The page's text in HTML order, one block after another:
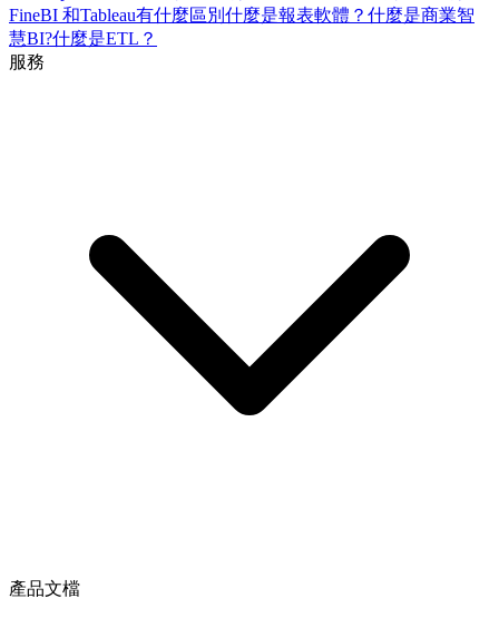
FineBI 和Tableau有什麼區別 什麼是報表軟體？ 什麼是商業智
慧BI?什麼是ETL？
服務
產品文檔